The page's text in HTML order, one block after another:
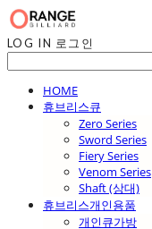
LOG IN 로그인
HOME
휴브리스큐
Zero Series
Sword Series
Fiery Series
Venom Series
Shaft (상대)
휴브리스개인용품
개인큐가방